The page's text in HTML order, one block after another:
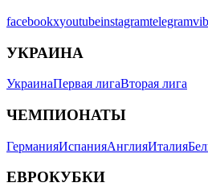
facebookxyoutubeinstagramtelegram
УКРАИНА
УкраинаПервая лигаВторая лига
ЧЕМПИОНАТЫ
ГерманияИспанияАнглияИталия
ЕВРОКУБКИ